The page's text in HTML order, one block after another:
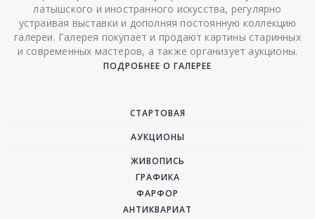
латышского и иностранного искусства, регулярно
устраивая выставки и дополняя постоянную коллекцию
галереи. Галерея покупает и продают картины старинных
и современных мастеров, а также организует аукционы.
ПОДРОБНЕЕ О ГАЛЕРЕЕ
СТАРТОВАЯ
АУКЦИОНЫ
ЖИВОПИСЬ
ГРАФИКА
ФАРФОР
АНТИКВАРИАТ